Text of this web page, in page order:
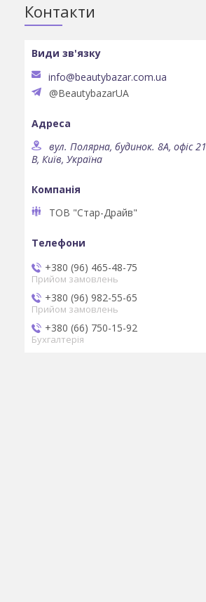
Контакти
info@beautybazar.com.ua
@BeautybazarUA
вул. Полярна, будинок. 8А, офіс 21
В, Київ, Україна
ТОВ "Стар-Драйв"
+380 (96) 465-48-75
Прийом замовлень
+380 (96) 982-55-65
Прийом замовлень
+380 (66) 750-15-92
Бухгалтерія